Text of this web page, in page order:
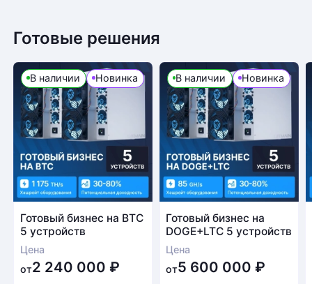
Готовые решения
В наличии Новинка
Готовый бизнес на BTC
5 устройств
Цена
от2 240 000 ₽
В наличии Новинка
Готовый бизнес на
DOGE+LTC 5 устройств
Цена
от5 600 000₽